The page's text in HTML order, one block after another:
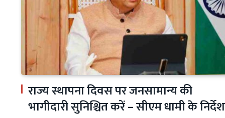
राज्य स्थापना दिवस पर जनसामान्य की
भागीदारी सुनिश्चित करें – सीएम धामी के निर्देश